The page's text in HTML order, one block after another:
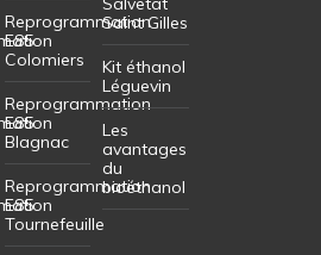
Reprogrammation
E85
Colomiers
Reprogrammation
E85
Blagnac
Reprogrammation
E85
Tournefeuille
Saint Gilles
Kit éthanol
Léguevin
Les
avantages
du
bioéthanol